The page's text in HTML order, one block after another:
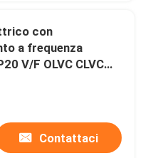
con
a frequenza
V/F OLVC CLVC
allentamento
Contattaci